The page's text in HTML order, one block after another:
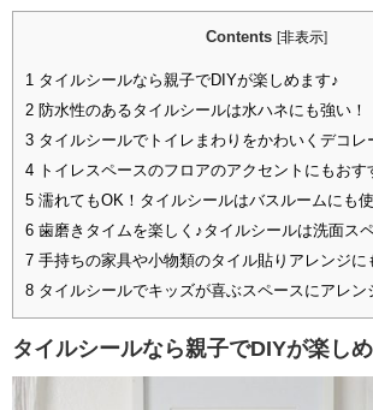
Contents [非表示]
1 タイルシールなら親子でDIYが楽しめます♪
2 防水性のあるタイルシールは水ハネにも強い！
3 タイルシールでトイレまわりをかわいくデコレ
4 トイレスペースのフロアのアクセントにもお
5 濡れてもOK！タイルシールはバスルームにも
6 歯磨きタイムを楽しく♪タイルシールは洗面ス
7 手持ちの家具や小物類のタイル貼りアレンジに
8 タイルシールでキッズが喜ぶスペースにアレン
タイルシールなら親子でDIYが楽し